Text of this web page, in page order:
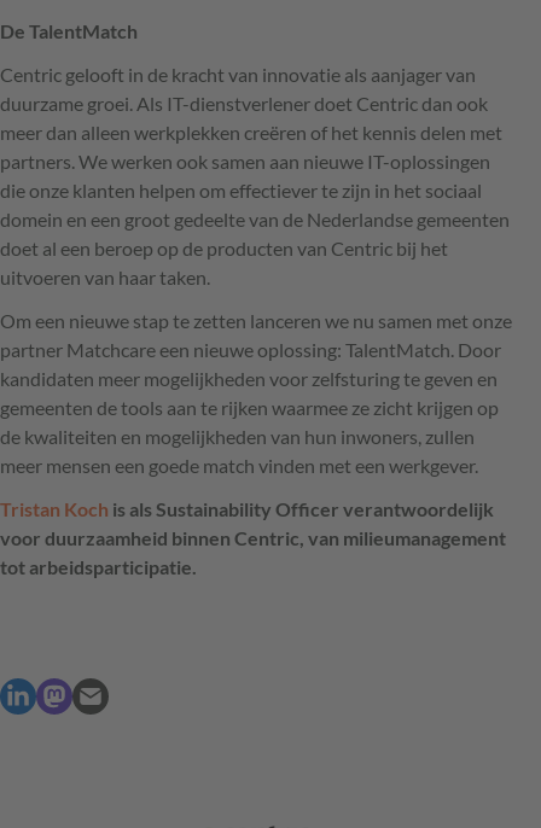
De TalentMatch
Centric gelooft in de kracht van innovatie als aanjager van
duurzame groei. Als IT-dienstverlener doet Centric dan ook
meer dan alleen werkplekken creëren of het kennis delen met
partners. We werken ook samen aan nieuwe IT-oplossingen
die onze klanten helpen om effectiever te zijn in het sociaal
domein en een groot gedeelte van de Nederlandse gemeenten
doet al een beroep op de producten van Centric bij het
uitvoeren van haar taken.
Om een nieuwe stap te zetten lanceren we nu samen met onze
partner Matchcare een nieuwe oplossing: TalentMatch. Door
kandidaten meer mogelijkheden voor zelfsturing te geven en
gemeenten de tools aan te rijken waarmee ze zicht krijgen op
de kwaliteiten en mogelijkheden van hun inwoners, zullen
meer mensen een goede match vinden met een werkgever.
Tristan Koch is als Sustainability Officer verantwoordelijk
voor duurzaamheid binnen Centric, van milieumanagement
tot arbeidsparticipatie.